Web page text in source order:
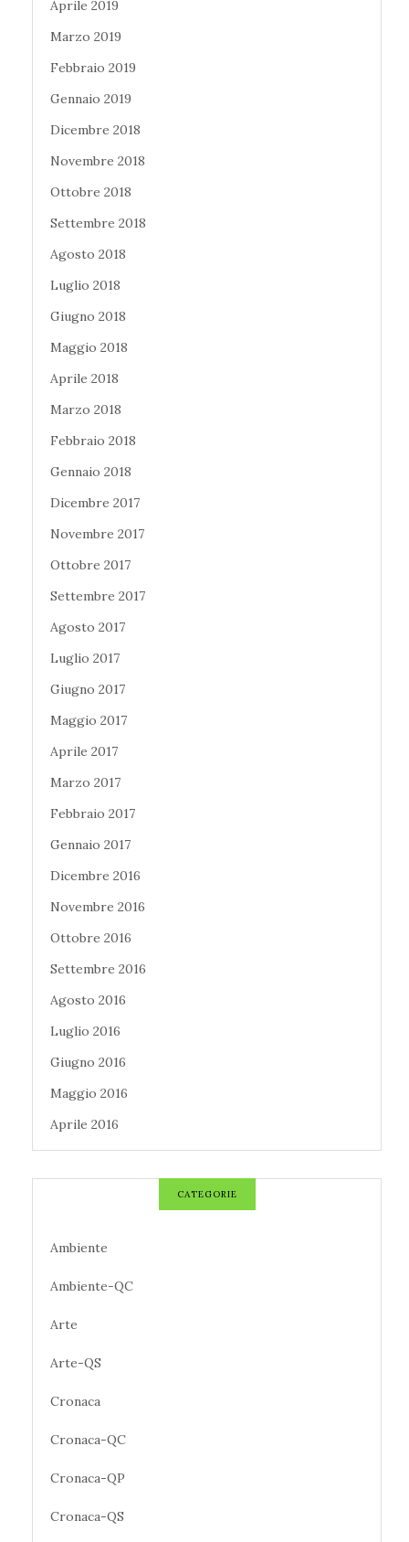
Aprile 2019
Marzo 2019
Febbraio 2019
Gennaio 2019
Dicembre 2018
Novembre 2018
Ottobre 2018
Settembre 2018
Agosto 2018
Luglio 2018
Giugno 2018
Maggio 2018
Aprile 2018
Marzo 2018
Febbraio 2018
Gennaio 2018
Dicembre 2017
Novembre 2017
Ottobre 2017
Settembre 2017
Agosto 2017
Luglio 2017
Giugno 2017
Maggio 2017
Aprile 2017
Marzo 2017
Febbraio 2017
Gennaio 2017
Dicembre 2016
Novembre 2016
Ottobre 2016
Settembre 2016
Agosto 2016
Luglio 2016
Giugno 2016
Maggio 2016
Aprile 2016
CATEGORIE
Ambiente
Ambiente-QC
Arte
Arte-QS
Cronaca
Cronaca-QC
Cronaca-QP
Cronaca-QS